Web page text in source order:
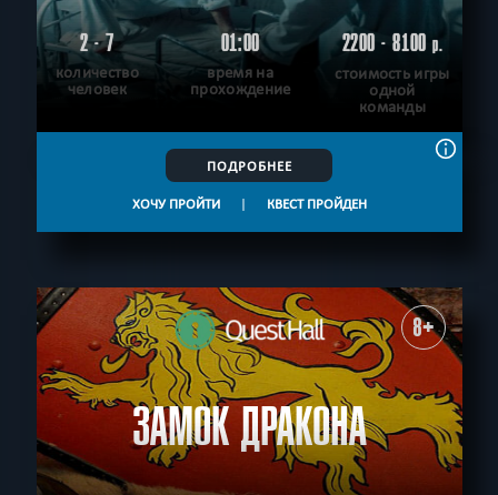
2 - 7
количество
человек
01:00
время на
прохождение
2200 - 8100р.
стоимость игры
одной
команды
ПОДРОБНЕЕ
ХОЧУ ПРОЙТИ | КВЕСТ ПРОЙДЕН
8+
ЗАМОК ДРАКОНА